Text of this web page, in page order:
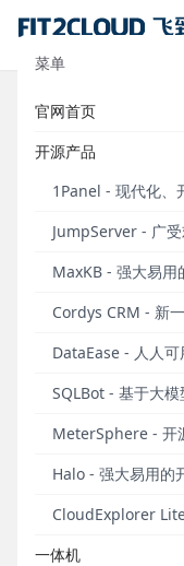
菜单
官网首页
开源产品
1Panel - 现代化、
JumpServer - 广
MaxKB - 强大易用
Cordys CRM - 新
DataEase - 人人
SQLBot - 基于大
MeterSphere - 开
Halo - 强大易用的
CloudExplorer
一体机
JumpServer
间件完成产
宣布，
中间件软件产品的
经过双方严格的
维安全审计系统
容，稳定运行。